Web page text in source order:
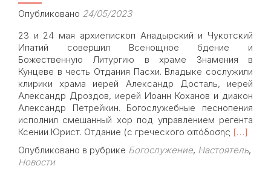
Опубликовано 24/05/2023
23 и 24 мая архиепископ Анадырский и Чукотский
Ипатий совершил Всенощное бдение и
Божественную Литургию в храме Знамения в
Кунцеве в честь Отдания Пасхи. Владыке сослужили
клирики храма иерей Александр Досталь, иерей
Александр Дроздов, иерей Иоанн Коханов и диакон
Александр Петрейкин. Богослужебные песнопения
исполнил смешанный хор под управлением регента
Ксении Юрист. Отдание (с греческого απόδοσης Read
about
[…]
Опубликовано в рубрике Богослужение, Настоятель,
Новости